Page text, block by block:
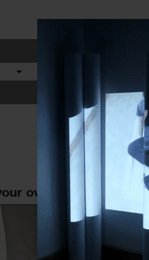
Perspectives: looking at your own problem, looking at somebody else’s problem